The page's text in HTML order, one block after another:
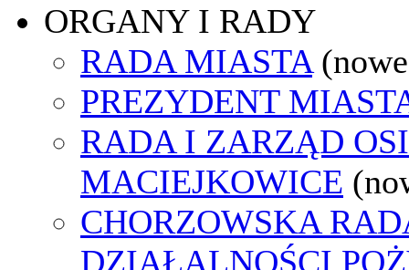
ORGANY I RADY
RADA MIASTA
PREZYDENT
RADA I ZARZĄD
MACIEJKOWICE
CHORZOWSKA
DZIAŁALNOŚCI